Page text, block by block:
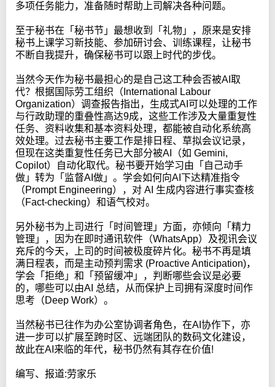
多项任务能力，准备随时帮助上司解决各种问题。
至于秘书在「秘书节」最想收到「礼物」，原来是安排
秘书上课学习新技能、参加研讨会、训练课程，让秘书
不断自我提升，确保秘书可以跟上时代的步伐。
当然今天作为秘书最担心的是自己这工种会否被AI取
代？根据国际劳工组织（International Labour
Organization）调查报告指出，生成式AI可以处理的工作
与行政助理的重叠性高达9成，这些工作涉及大量重复性
任务、资料收集和基本资料处理，都能被自动化系统高
效处理。过去秘书主要工作是排日程、草拟会议记录，
但现在这类重复性任务已大部分被AI（如 Gemini,
Copilot）自动化取代。秘书要开始学习由「自己动手
做」转为「监督AI做」。学会如何向AI下达精准指令
（Prompt Engineering），对 AI 生成内容进行事实查核
（Fact-checking）和语气校对。
另外秘书为上司进行「时间管理」方面，亦倾向「精力
管理」，因为在即时通讯软件（WhatsApp）及视讯会议
充斥的今天，上司的时间被极度碎片化。秘书不再是填
满日程表，而是主动预判需求 (Proactive Anticipation)，
学会「拒绝」和「预留缓冲」，判断哪些会议是必要
的，哪些可以由AI 总结，从而保护上司拥有深度时间作
思考（Deep Work）。
当然秘书已往作为办公室协调者角色，在AI协作下，亦
进一步可以扩展至跨时区、远端团队的数码文化建设，
故此在AI来临的年代，秘书仍然有其存在价值!
编写、报道:劳家乐